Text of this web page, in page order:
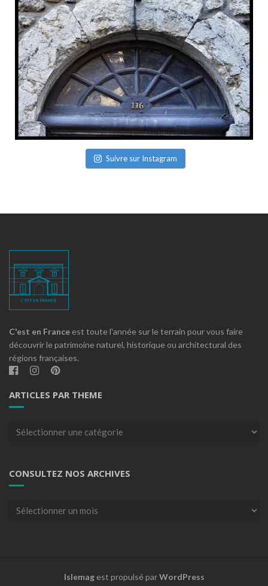
Suivre sur Instagram
C'est en France est toute l'année sur le terrain pour vous faire
découvrir le patrimoine naturel, historique ou architectural des
régions françaises.
ARTICLES PAR THEME
Articles
CONSULTEZ NOS ARCHIVES
Consultez
Islemagest propulsé parWordPress